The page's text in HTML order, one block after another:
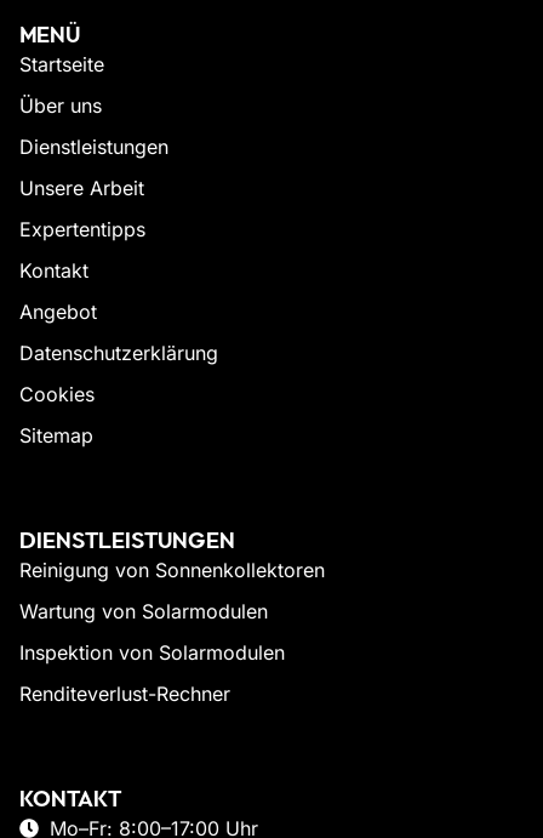
MENÜ
Startseite
Über uns
Dienstleistungen
Unsere Arbeit
Expertentipps
Kontakt
Angebot
Datenschutzerklärung
Cookies
Sitemap
DIENSTLEISTUNGEN
Reinigung von Sonnenkollektoren
Wartung von Solarmodulen
Inspektion von Solarmodulen
Renditeverlust-Rechner
KONTAKT
Mo–Fr: 8:00–17:00 Uhr